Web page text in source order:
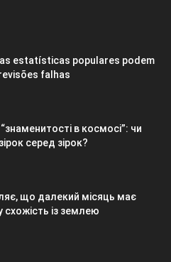
estatísticas populares podem
falhas
в космосі”: чи
серед зірок?
що далекий місяць має
схожість із землею